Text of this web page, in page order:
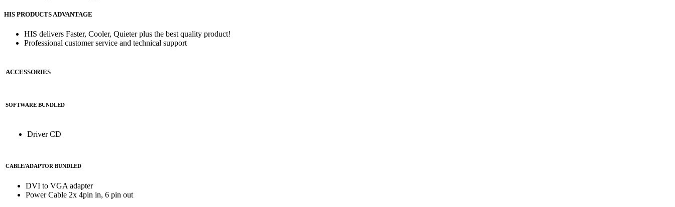
HIS PRODUCTS ADVANTAGE
HIS delivers Faster, Cooler, Quieter plus the best quality product!
Professional customer service and technical support
ACCESSORIES
SOFTWARE BUNDLED
Driver CD
CABLE/ADAPTOR BUNDLED
DVI to VGA adapter
Power Cable 2x 4pin in, 6 pin out